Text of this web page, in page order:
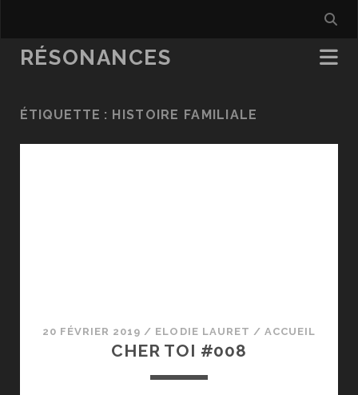
RÉSONANCES
ÉTIQUETTE : HISTOIRE FAMILIALE
20 FÉVRIER 2019 / ELODIE LAURET /ACCUEIL
CHER TOI #008